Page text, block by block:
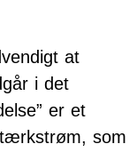
at
i det
er et
som